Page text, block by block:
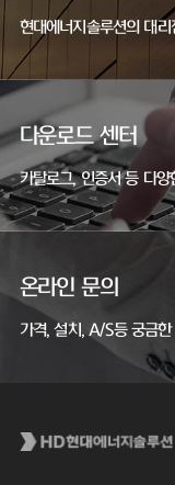
현대에너지솔루션의 대
다운로드 센터
카탈로그, 인증서 등 다양
온라인 문의
가격, 설치, A/S등 궁금